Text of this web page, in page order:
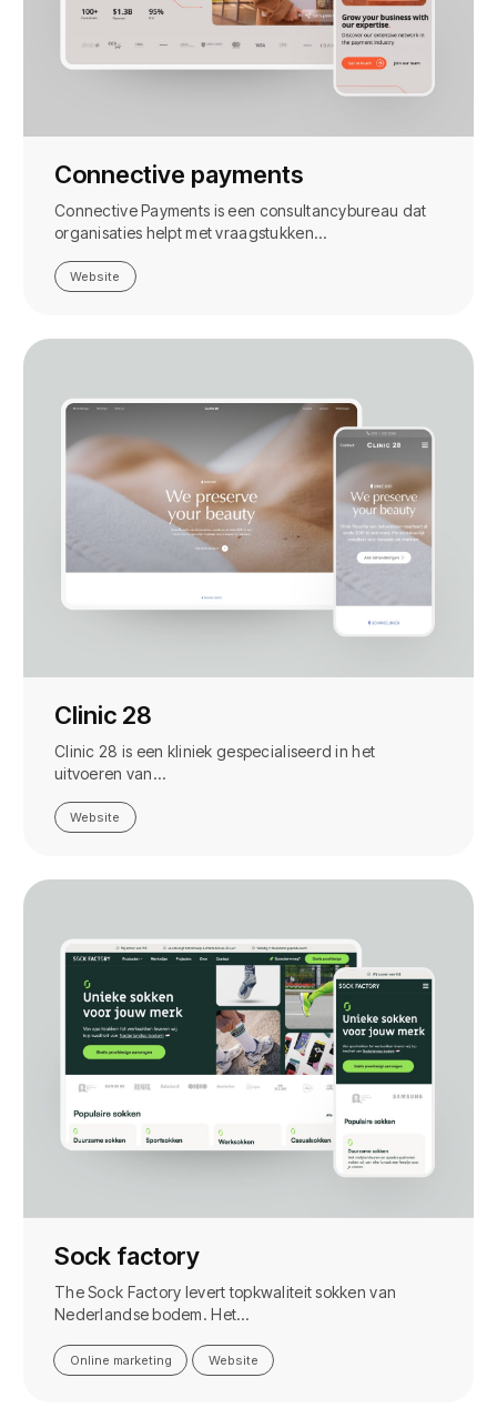
Connective payments
Connective Payments is een consultancybureau dat
organisaties helpt met vraagstukken…
Website
Clinic 28
Clinic 28 is een kliniek gespecialiseerd in het
uitvoeren van…
Website
Sock factory
The Sock Factory levert topkwaliteit sokken van
Nederlandse bodem. Het…
Online marketing Website